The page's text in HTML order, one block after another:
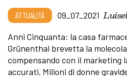
ATTUALITÀ 09_07_2021
Anni Cinquanta: la casa
Grünenthal brevetta la
compensando con il marketing
accurati. Milioni di donne